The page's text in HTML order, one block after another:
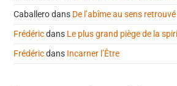
Caballerodans De l’abîme au sens retrouvé
Frédéricdans Le plus grand piège de la
Frédéricdans Incarner l’Être